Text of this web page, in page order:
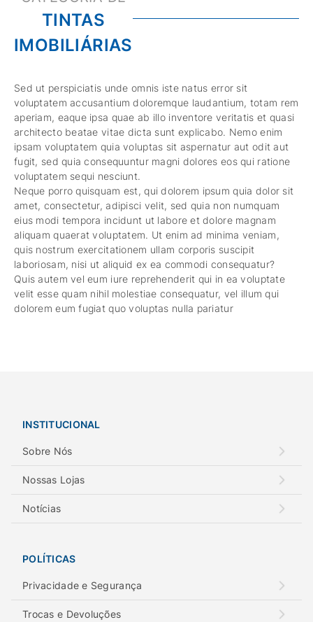
TINTAS
IMOBILIÁRIAS
Sed ut perspiciatis unde omnis iste natus error sit
voluptatem accusantium doloremque laudantium, totam rem
aperiam, eaque ipsa quae ab illo inventore veritatis et quasi
architecto beatae vitae dicta sunt explicabo. Nemo enim
ipsam voluptatem quia voluptas sit aspernatur aut odit aut
fugit, sed quia consequuntur magni dolores eos qui ratione
voluptatem sequi nesciunt.
Neque porro quisquam est, qui dolorem ipsum quia dolor sit
amet, consectetur, adipisci velit, sed quia non numquam
eius modi tempora incidunt ut labore et dolore magnam
aliquam quaerat voluptatem. Ut enim ad minima veniam,
quis nostrum exercitationem ullam corporis suscipit
laboriosam, nisi ut aliquid ex ea commodi consequatur?
Quis autem vel eum iure reprehenderit qui in ea voluptate
velit esse quam nihil molestiae consequatur, vel illum qui
dolorem eum fugiat quo voluptas nulla pariatur
INSTITUCIONAL
Sobre Nós
Nossas Lojas
Notícias
POLÍTICAS
Privacidade e Segurança
Trocas e Devoluções